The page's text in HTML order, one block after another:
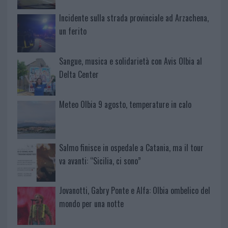
Incidente sulla strada provinciale ad Arzachena,
un ferito
Sangue, musica e solidarietà con Avis Olbia al
Delta Center
Meteo Olbia 9 agosto, temperature in calo
Salmo finisce in ospedale a Catania, ma il tour
va avanti: “Sicilia, ci sono”
Jovanotti, Gabry Ponte e Alfa: Olbia ombelico del
mondo per una notte